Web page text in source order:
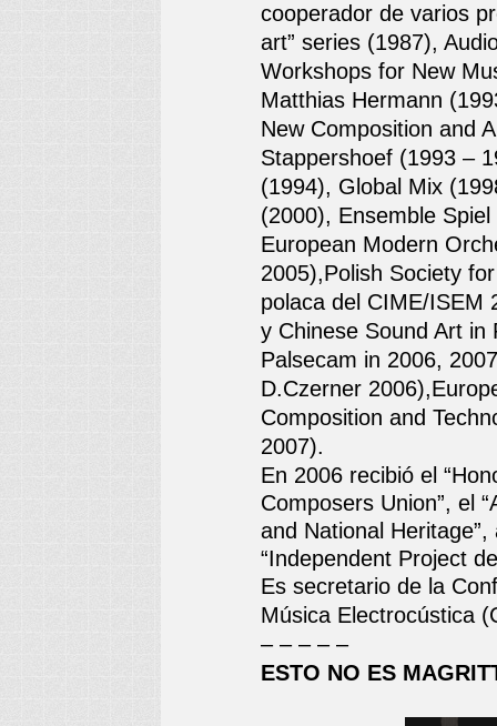
cooperador de varios
art” series (1987),
Workshops for New
Matthias Hermann
New Composition and
Stappershoef (1993 –
(1994), Global Mix
(2000), Ensemble
European Modern
2005),Polish Society
polaca del CIME/ISEM
y Chinese Sound Art in
Palsecam in 2006,
D.Czerner
Composition and
2007).
En 2006 recibió el
Composers Union”, el
and National
“Independent Project
Es secretario de la
Música Electrocústica
– – – – –
ESTO NO ES